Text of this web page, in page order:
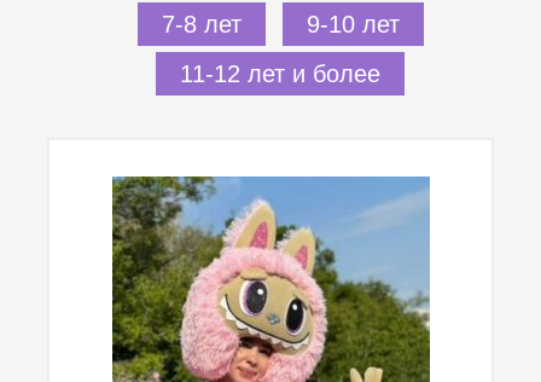
7-8 лет
9-10 лет
11-12 лет и более